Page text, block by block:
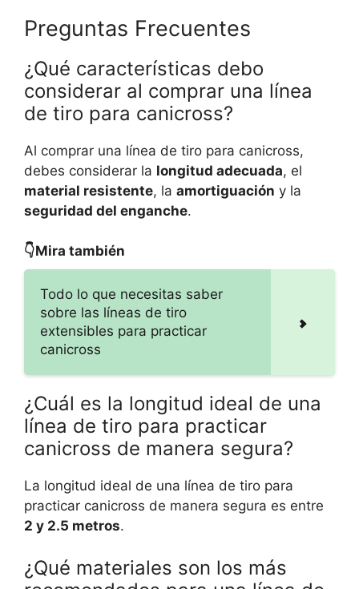
Preguntas Frecuentes
¿Qué características debo
considerar al comprar una línea
de tiro para canicross?
Al comprar una línea de tiro para canicross,
debes considerar la longitud adecuada, el
material resistente, la amortiguación y la
seguridad del enganche.
👇Mira también
Todo lo que necesitas saber
sobre las líneas de tiro
extensibles para practicar
canicross
¿Cuál es la longitud ideal de una
línea de tiro para practicar
canicross de manera segura?
La longitud ideal de una línea de tiro para
practicar canicross de manera segura es entre
2 y 2.5 metros.
¿Qué materiales son los más